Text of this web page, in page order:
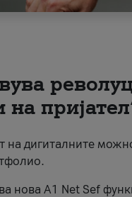
дигиталните
нова A1 Net Sef